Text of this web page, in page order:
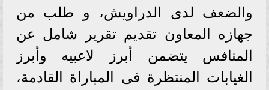
والضعف لدى الدراويش، و طلب من
جهازه المعاون تقديم تقرير شامل عن
المنافس يتضمن أبرز لاعبيه وأبرز
الغيابات المنتظرة فى المباراة القادمة،